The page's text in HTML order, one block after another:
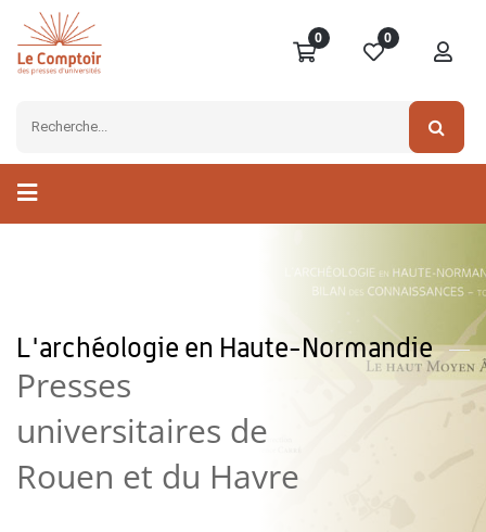
0 0
L'archéologie en Haute-Normandie
Presses
universitaires de
Rouen et du Havre